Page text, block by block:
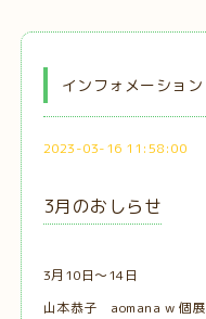
インフォメーション
2023-03-16 11:58:00
3月のおしらせ
3月10日～14日
山本恭子 aomana w 個展